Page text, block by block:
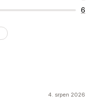
6
4. srpen 2026